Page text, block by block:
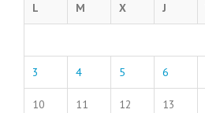
L M X J
3 4 5 6
10 11 12 13